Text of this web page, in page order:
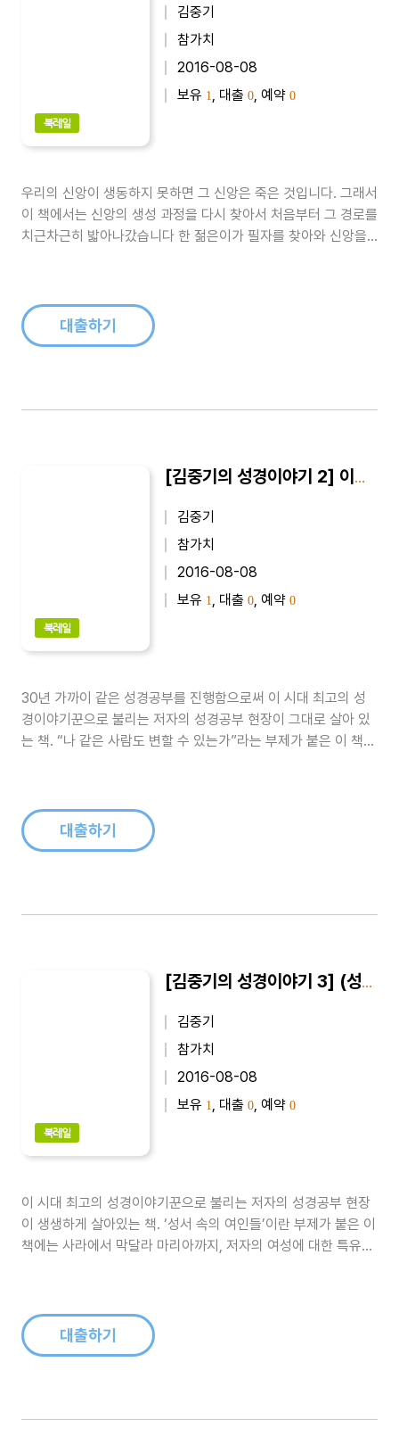
북레일
김중기
참가치
2016-08-08
보유 1 , 대출 0 , 예약 0
우리의 신앙이 생동하지 못하면 그 신앙은 죽은 것입니다. 그래서
이 책에서는 신앙의 생성 과정을 다시 찾아서 처음부터 그 경로를
치근차근히 밟아나갔습니다 한 젊은이가 필자를 찾아와 신앙을
것을 먼저 생각..
대출하기
북레일
[김중기의 성경이야기 2] 이대로 주저앉을 수는 없다 : 나 같은 사람도 변할 수 있는가
김중기
참가치
2016-08-08
보유 1 , 대출 0 , 예약 0
30년 가까이 같은 성경공부를 진행함으로써 이 시대 최고의 성
경이야기꾼으로 불리는 저자의 성경공부 현장이 그대로 살아 있
는 책. “나 같은 사람도 변할 수 있는가”라는 부제가 붙은 이 책에
움을 준다...대출하기
북레일
[김중기의 성경이야기 3] (성서 속의 여인들) 여성에게 일어난 신앙사건
김중기
참가치
2016-08-08
보유 1 , 대출 0 , 예약 0
이 시대 최고의 성경이야기꾼으로 불리는 저자의 성경공부 현장
이 생생하게 살아있는 책. ‘성서 속의 여인들’이란 부제가 붙은 이
책에는 사라에서 막달라 마리아까지, 저자의 여성에 대한 특유의
대출하기